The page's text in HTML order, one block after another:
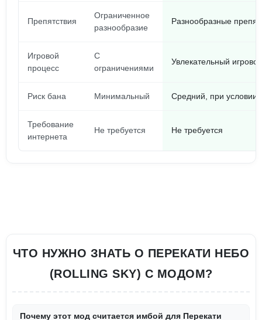
Препятствия
Ограниченное
разнообразие
Разнообразные
Игровой
процесс
С
ограничениями
Увлекательный
Риск бана Минимальный Средний, при условии
Требование
интернета
Не требуется Не требуется
ЧТО НУЖНО ЗНАТЬ О ПЕРЕКАТИ НЕБО
(ROLLING SKY) С МОДОМ?
Почему этот мод считается имбой для Перекати